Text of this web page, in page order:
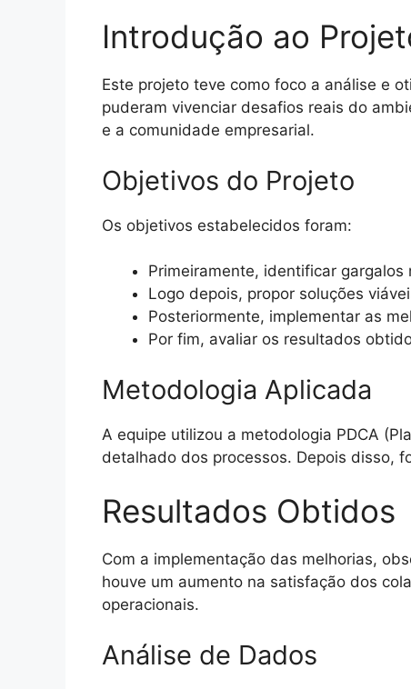
Introdução ao
Este projeto teve como foco a análise e
puderam vivenciar desafios reais do
e a comunidade empresarial.
Objetivos do Projeto
Os objetivos estabelecidos foram:
Primeiramente, identificar
Logo depois, propor soluções
Posteriormente, implementar as
Por fim, avaliar os resultados
Metodologia Aplicada
A equipe utilizou a metodologia PDCA
detalhado dos processos. Depois disso,
Resultados Obtidos
Com a implementação das melhorias,
houve um aumento na satisfação dos
operacionais.
Análise de Dados